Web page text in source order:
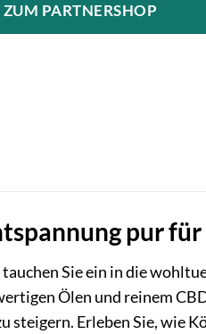
ZUM PARTNERSHOP
pur
Sie ein in die
Ölen und reinem
steigern. Erleben Sie, wie